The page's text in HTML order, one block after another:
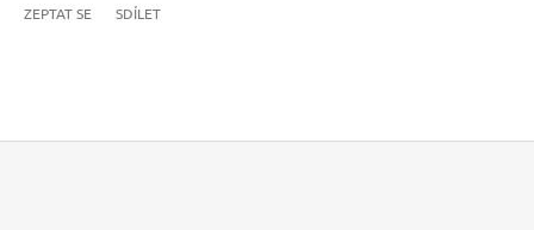
ZEPTAT SE SDÍLET